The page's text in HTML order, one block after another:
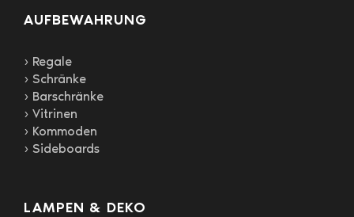
AUFBEWAHRUNG
› Regale
› Schränke
› Barschränke
› Vitrinen
› Kommoden
› Sideboards
LAMPEN & DEKO